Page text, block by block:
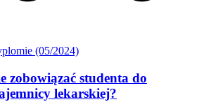
(05/2024)
zobowiązać studenta do
lekarskiej?